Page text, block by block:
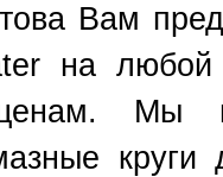
Вам
на
Мы
круги